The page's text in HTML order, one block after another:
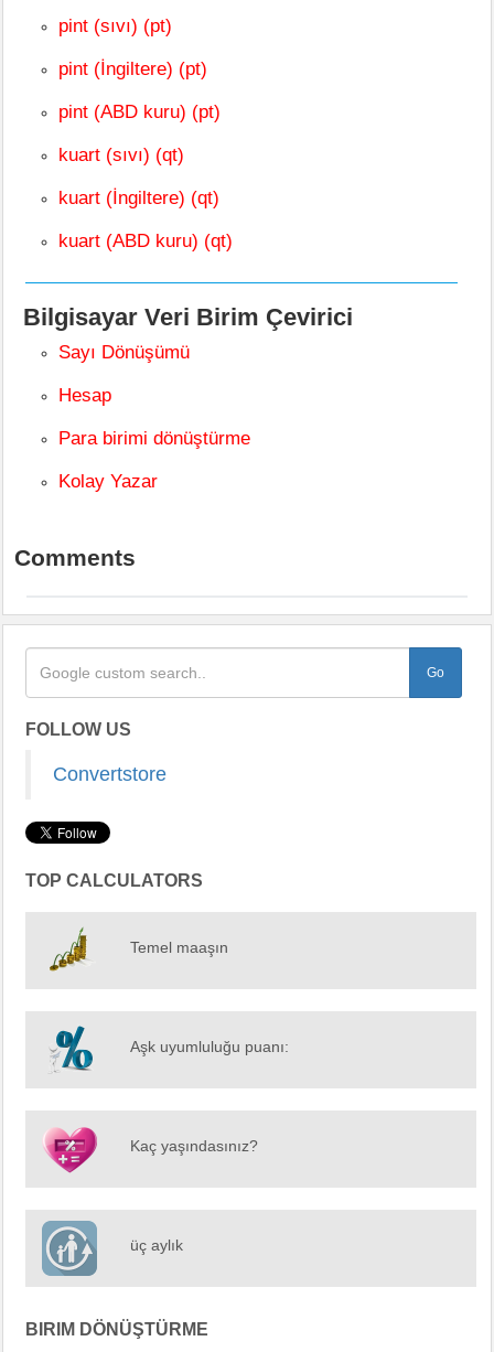
pint (sıvı) (pt)
pint (İngiltere) (pt)
pint (ABD kuru) (pt)
kuart (sıvı) (qt)
kuart (İngiltere) (qt)
kuart (ABD kuru) (qt)
Bilgisayar Veri Birim Çevirici
Sayı Dönüşümü
Hesap
Para birimi dönüştürme
Kolay Yazar
Comments
FOLLOW US
Convertstore
TOP CALCULATORS
Temel maaşın
Aşk uyumluluğu puanı:
Kaç yaşındasınız?
üç aylık
BIRIM DÖNÜŞTÜRME